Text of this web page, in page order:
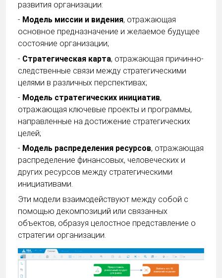
развития организации:
- Модель миссии и видения, отражающая
основное предназначение и желаемое будущее
состояние организации;
- Стратегическая карта, отражающая причинно-
следственные связи между стратегическими
целями в различных перспективах;
- Модель стратегических инициатив,
отражающая ключевые проекты и программы,
направленные на достижение стратегических
целей;
- Модель распределения ресурсов, отражающая
распределение финансовых, человеческих и
других ресурсов между стратегическими
инициативами.
Эти модели взаимодействуют между собой с
помощью декомпозиций или связанных
объектов, образуя целостное представление о
стратегии организации.